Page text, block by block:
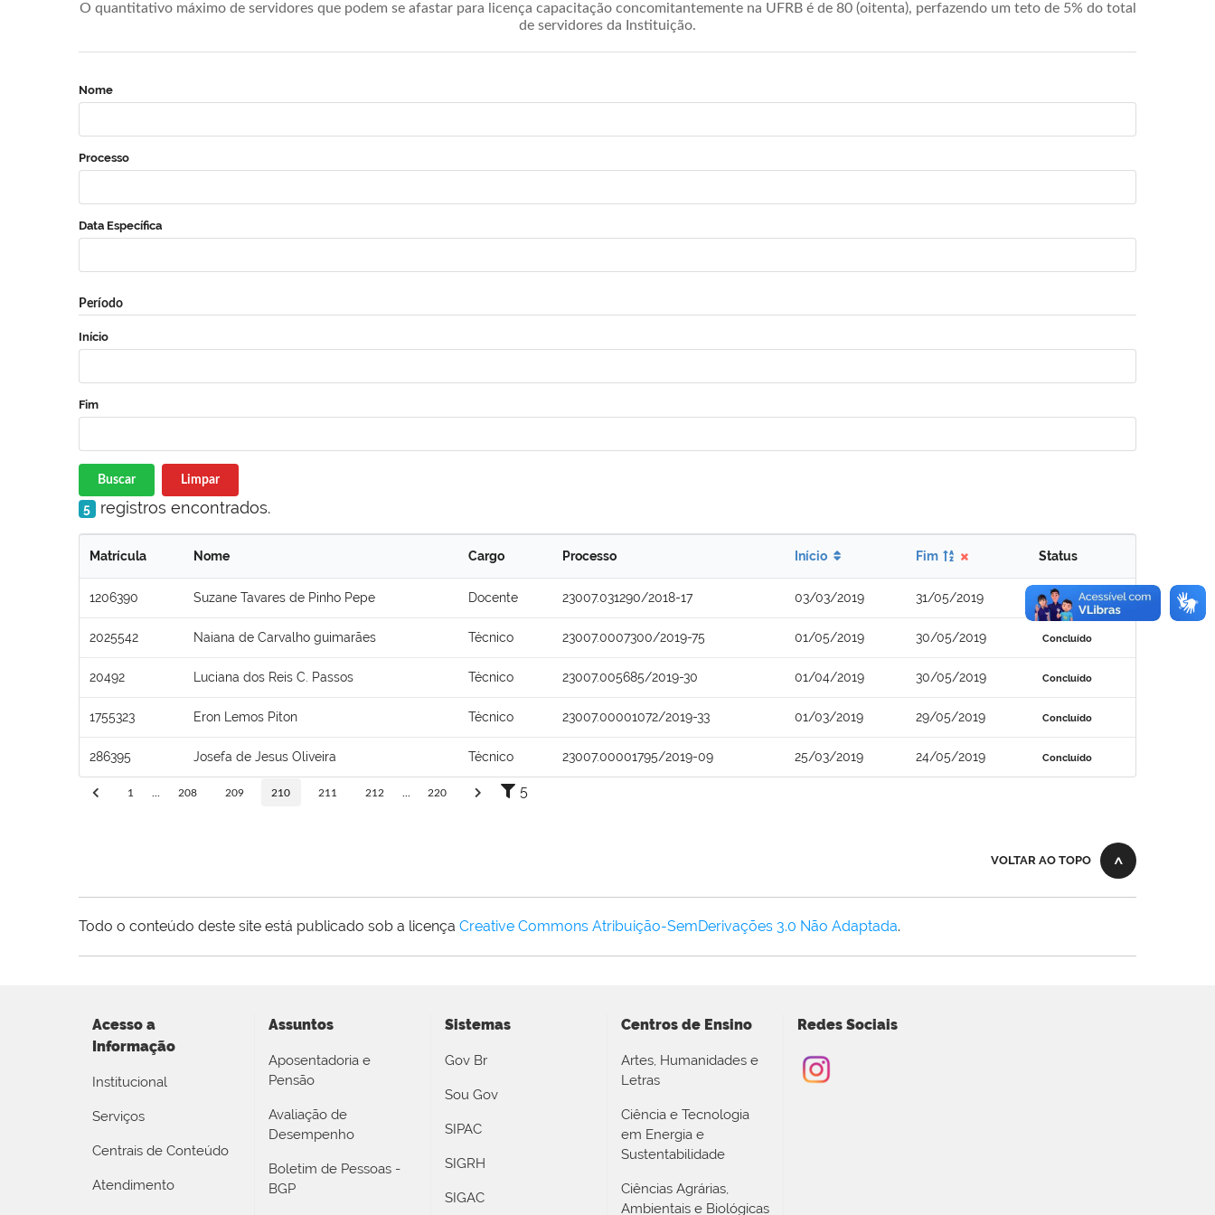
O quantitativo máximo de servidores que podem se afastar para licença capacitação concomitantemente na UFRB é de 80 (oitenta), perfazendo um teto de 5% do total
de servidores da Instituição.
Nome
Processo
Data Específica
Período
Início
Fim
Buscar Limpar
5 registros encontrados.
Matrícula Nome Cargo Processo Início Fim Status
1206390 Suzane Tavares de Pinho Pepe Docente 23007.031290/2018-17 03/03/2019 31/05/2019 Concluído
2025542 Naiana de Carvalho guimarães Técnico 23007.0007300/2019-75 01/05/2019 30/05/2019 Concluído
20492 Luciana dos Reis C. Passos Técnico 23007.005685/2019-30 01/04/2019 30/05/2019 Concluído
1755323 Eron Lemos Piton Técnico 23007.00001072/2019-33 01/03/2019 29/05/2019 Concluído
286395 Josefa de Jesus Oliveira Técnico 23007.00001795/2019-09 25/03/2019 24/05/2019 Concluído
1 208 209 210 211 212 220 5
VOLTAR AO TOPO
Todo o conteúdo deste site está publicado sob a licença Creative Commons Atribuição-SemDerivações 3.0 Não Adaptada.
Acesso a
Informação
Institucional
Serviços
Centrais de Conteúdo
Atendimento
Assuntos
Aposentadoria e
Pensão
Avaliação de
Desempenho
Boletim de Pessoas -
BGP
Sistemas
Gov Br
Sou Gov
SIPAC
SIGRH
SIGAC
Centros de Ensino
Artes, Humanidades e
Letras
Ciência e Tecnologia
em Energia e
Sustentabilidade
Ciências Agrárias,
Ambientais e Biológicas
Redes Sociais